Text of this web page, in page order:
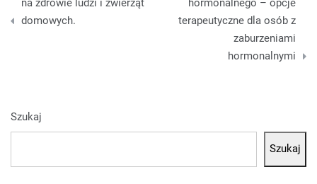
na zdrowie ludzi i zwierząt
domowych.
hormonalnego – opcje
terapeutyczne dla osób z
zaburzeniami
hormonalnymi
Szukaj
Szukaj